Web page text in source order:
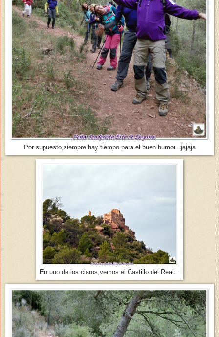
Por supuesto,siempre hay tiempo para el buen humor...jajaja
En uno de los claros,vemos el Castillo del Real...